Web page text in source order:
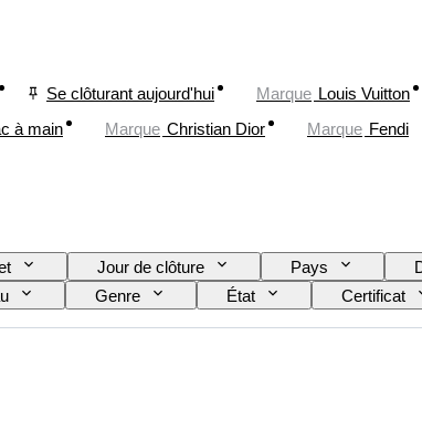
Se clôturant aujourd'hui Marque Louis Vuitton
à main Marque Christian Dior Marque Fendi
Jour de clôture Pays
Genre État Certificat
Pointure